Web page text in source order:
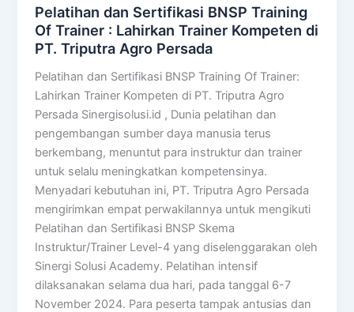
Pelatihan dan Sertifikasi BNSP Training
Of Trainer : Lahirkan Trainer Kompeten di
PT. Triputra Agro Persada
Pelatihan dan Sertifikasi BNSP Training Of Trainer:
Lahirkan Trainer Kompeten di PT. Triputra Agro
Persada Sinergisolusi.id , Dunia pelatihan dan
pengembangan sumber daya manusia terus
berkembang, menuntut para instruktur dan trainer
untuk selalu meningkatkan kompetensinya.
Menyadari kebutuhan ini, PT. Triputra Agro Persada
mengirimkan empat perwakilannya untuk mengikuti
Pelatihan dan Sertifikasi BNSP Skema
Instruktur/Trainer Level-4 yang diselenggarakan oleh
Sinergi Solusi Academy. Pelatihan intensif
dilaksanakan selama dua hari, pada tanggal 6-7
November 2024. Para peserta tampak antusias dan